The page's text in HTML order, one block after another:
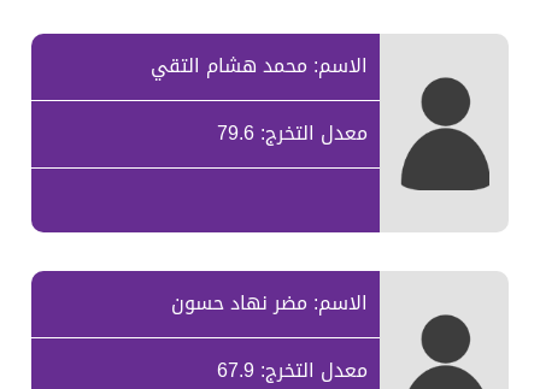
الاسم: محمد هشام التقي
معدل التخرج: 79.6
الاسم: مضر نهاد حسون
معدل التخرج: 67.9